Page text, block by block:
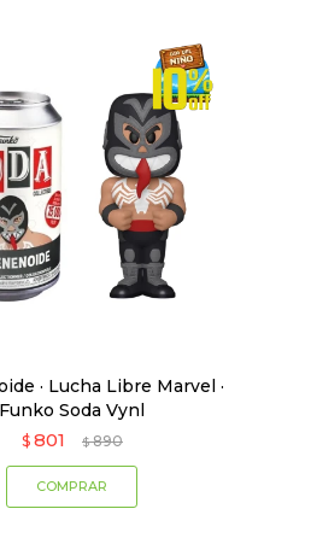
· Lucha Libre Marvel ·
Funko Soda Vynl
$ 801 $ 890